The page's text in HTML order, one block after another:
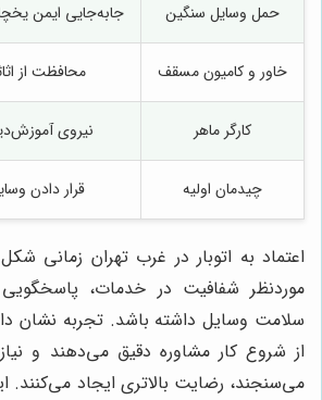
حمل وسایل سنگین جابه‌جایی ایمن
خاور و کامیون مسقف محافظت از
کارگر ماهر نیروی
چیدمان اولیه قرار دادن
اعتماد به اتوبار در غرب تهران زمانی
موردنظر شفافیت در خدمات،
سلامت وسایل داشته باشد. تجربه نشان
از شروع کار مشاوره دقیق می‌دهند و
می‌سنجند، رضایت بالاتری ایجاد